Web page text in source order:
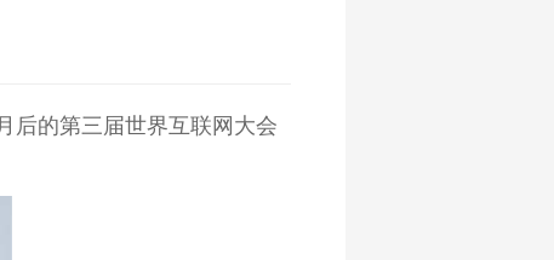
后的第三届世界互联网大会